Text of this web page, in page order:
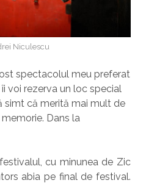
Niculescu
spectacolul meu preferat
voi rezerva un loc special
simt că merită mai mult de
Dans la
cu minunea de Zic
abia pe final de festival.